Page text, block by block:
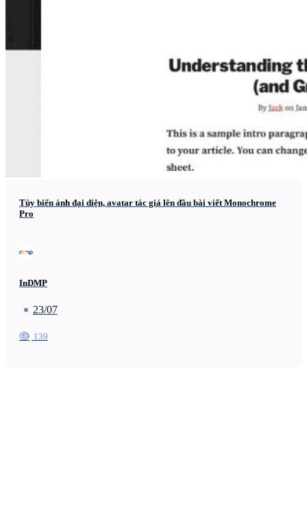
Tùy biến ảnh đại diện, avatar tác giả lên đầu bài viết Monochrome
Pro
InDMP
23/07
139